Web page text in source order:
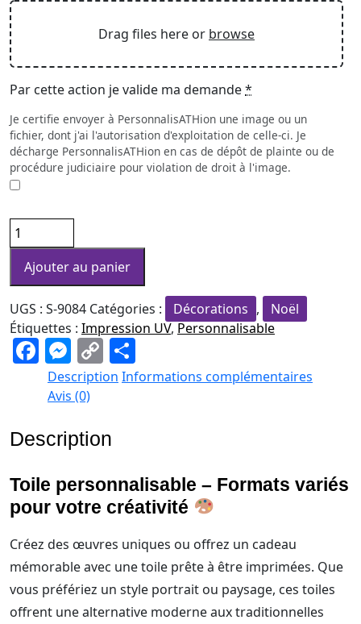
Drag files here or browse
Par cette action je valide ma demande*
Je certifie envoyer à PersonnalisATHion une image ou un
fichier, dont j'ai l'autorisation d'exploitation de celle-ci. Je
décharge PersonnalisATHion en cas de dépôt de plainte ou de
procédure judiciaire pour violation de droit à l'image.
quantité
de
Toile
personnalisable
–
Formats
variés
Ajouter au panier
UGS : S-9084 Catégories : Décorations ,
Noël
Étiquettes : Impression UV, Personnalisable
F
a
c
e
b
o
o
M
e
ss
e
n
g
er
C
o
y
Li
n
k
ar
Description Informations complémentaires
Avis (0)
Description
Toile personnalisable – Formats variés
pour votre créativité
Créez des œuvres uniques ou offrez un cadeau
mémorable avec une toile prête à être imprimées. Que
vous préfériez un style portrait ou paysage, ces toiles
offrent une alternative moderne aux traditionnelles